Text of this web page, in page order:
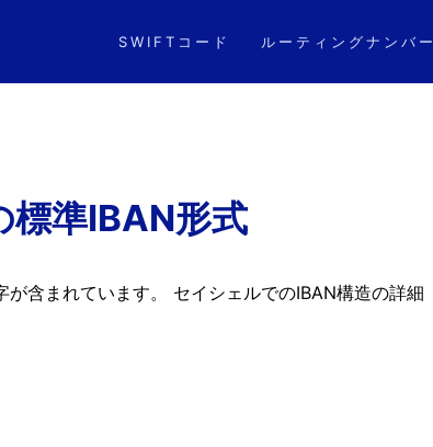
SWIFTコード ルーティングナンバー
標準IBAN形式
含まれています。 セイシェルでのIBAN構造の詳細